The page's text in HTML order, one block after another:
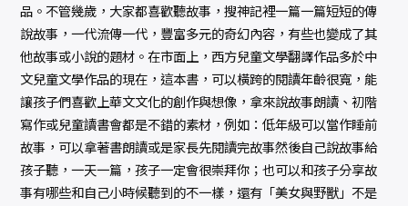
品。不管幾歲，大家都喜歡聽故事，搜神記裡一篇一篇短短的傳
說故事，一代流傳一代，豐富多元的奇幻內容，有些也變成了其
他故事或小說的題材。在市面上，西方兒童文學翻譯作品多於中
文兒童文學作品的現在，這本書，可以橫跨的閱讀年齡很寬，能
讓孩子們喜歡上華文文化的創作與想像，拿來說故事朗讀、初階
寫作或兒童讀書會都是不錯的素材，例如：低年級可以當作睡前
故事，可以拿著書朗讀或是家長先閱讀完故事然後自己說故事給
孩子聽，一天一篇，孩子一定會很崇拜你；也可以和孩子分享故
事有哪些和自己小時候聽到的不一樣，還有「美女與野獸」不是